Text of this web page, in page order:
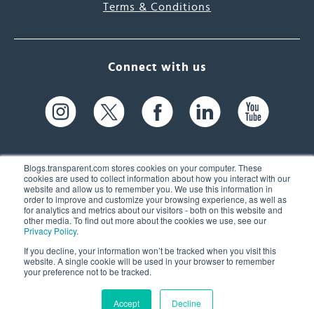
Blogs.transparent.com stores cookies on your computer. These
cookies are used to collect information about how you interact with our
website and allow us to remember you. We use this information in
order to improve and customize your browsing experience, as well as
for analytics and metrics about our visitors - both on this website and
other media. To find out more about the cookies we use, see our
Privacy Policy.
If you decline, your information won’t be tracked when you visit this
website. A single cookie will be used in your browser to remember
your preference not to be tracked.
Accept Decline
Terms & Conditions
Connect with us
61 Spit Brook Rd, Suite 104,
Nashua, NH 03060 USA
(603) 262-6300
© 2026 Transparent Language, Inc. All Rights Reserved.